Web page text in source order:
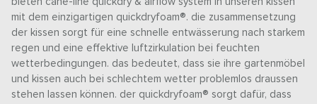
mit dem einzigartigen quickdryfoam®. die zusammensetzung
der kissen sorgt für eine schnelle entwässerung nach starkem
regen und eine effektive luftzirkulation bei feuchten
wetterbedingungen. das bedeutet, dass sie ihre gartenmöbel
und kissen auch bei schlechtem wetter problemlos draussen
stehen lassen können. der quickdryfoam® sorgt dafür, dass